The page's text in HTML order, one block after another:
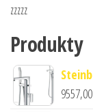
zzzzz
Produkty
9557,00